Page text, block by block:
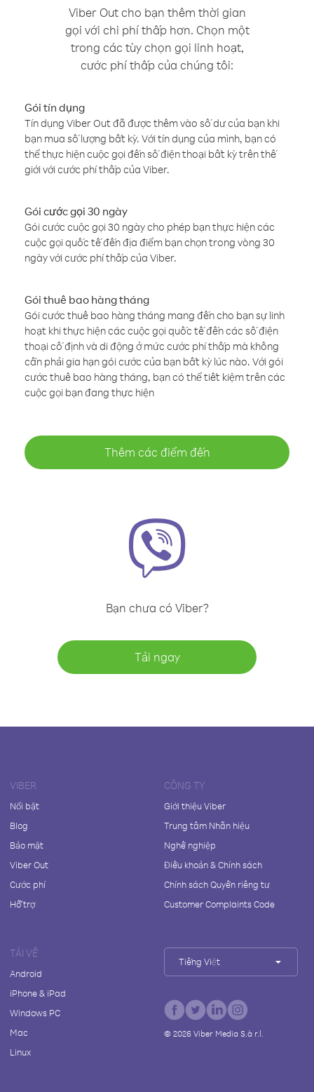
Viber Out cho bạn thêm thời gian
gọi với chi phí thấp hơn. Chọn một
trong các tùy chọn gọi linh hoạt,
cước phí thấp của chúng tôi:
Gói tín dụng
Tín dụng Viber Out đã được thêm vào số dư của bạn khi
bạn mua số lượng bất kỳ. Với tín dụng của mình, bạn có
thể thực hiện cuộc gọi đến số điện thoại bất kỳ trên thế
giới với cước phí thấp của Viber.
Gói cước gọi 30 ngày
Gói cước cuộc gọi 30 ngày cho phép bạn thực hiện các
cuộc gọi quốc tế đến địa điểm bạn chọn trong vòng 30
ngày với cước phí thấp của Viber.
Gói thuê bao hàng tháng
Gói cước thuê bao hàng tháng mang đến cho bạn sự linh
hoạt khi thực hiện các cuộc gọi quốc tế đến các số điện
thoại cố định và di động ở mức cước phí thấp mà không
cần phải gia hạn gói cước của bạn bất kỳ lúc nào. Với gói
cước thuê bao hàng tháng, bạn có thể tiết kiệm trên các
cuộc gọi bạn đang thực hiện
Thêm các điểm đến
Bạn chưa có Viber?
Tải ngay
VIBER
Nổi bật
Blog
Bảo mật
Viber Out
Cước phí
Hỗ trợ
CÔNG TY
Giới thiệu Viber
Trung tâm Nhãn hiệu
Nghề nghiệp
Điều khoản & Chính sách
Chính sách Quyền riêng tư
Customer Complaints Code
TẢI VỀ
Android
iPhone & iPad
Windows PC
Mac
Linux
Tiếng Việt
© 2026Viber Media S.à r.l.